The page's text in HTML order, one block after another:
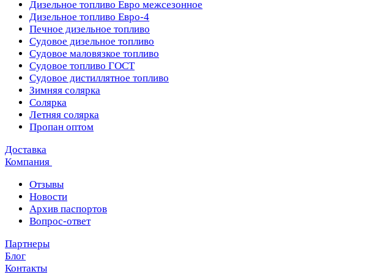
Дизельное топливо Евро межсезонное
Дизельное топливо Евро-4
Печное дизельное топливо
Судовое дизельное топливо
Судовое маловязкое топливо
Судовое топливо ГОСТ
Судовое дистиллятное топливо
Зимняя солярка
Солярка
Летняя солярка
Пропан оптом
Доставка
Компания
Отзывы
Новости
Архив паспортов
Вопрос-ответ
Партнеры
Блог
Контакты